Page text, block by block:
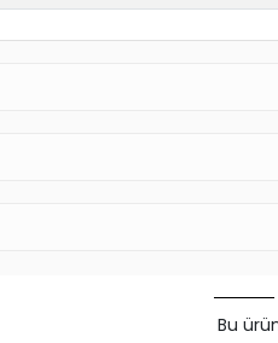
Bu